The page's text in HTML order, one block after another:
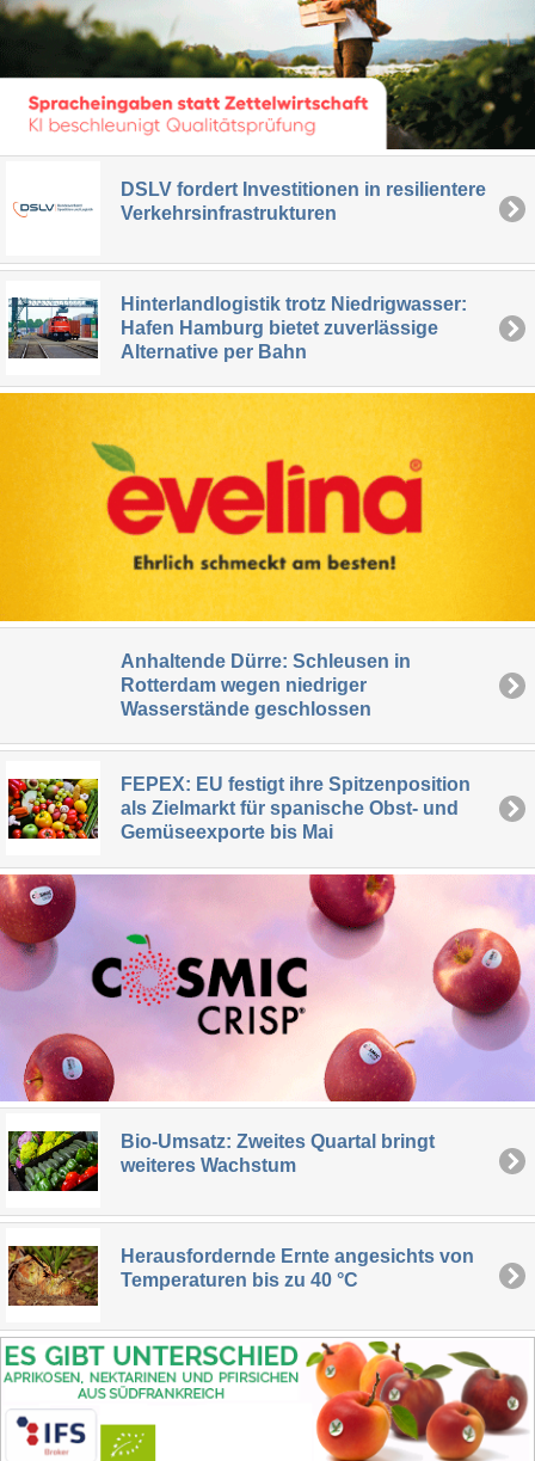
DSLV fordert Investitionen in resilientere
Verkehrsinfrastrukturen
Hinterlandlogistik trotz Niedrigwasser:
Hafen Hamburg bietet zuverlässige
Alternative per Bahn
Anhaltende Dürre: Schleusen in
Rotterdam wegen niedriger
Wasserstände geschlossen
FEPEX: EU festigt ihre Spitzenposition
als Zielmarkt für spanische Obst- und
Gemüseexporte bis Mai
Bio-Umsatz: Zweites Quartal bringt
weiteres Wachstum
Herausfordernde Ernte angesichts von
Temperaturen bis zu 40 °C